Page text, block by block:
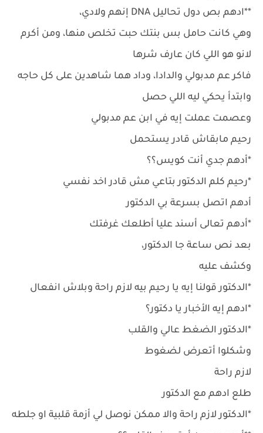
**ادهم بص دول تحاليل DNA إنهم ولادي،
وهي كانت حامل بس بنتك حبت تخلص منها، ومن أكرم
لانو هو اللي كان عارف شرها
فاكر عم مدبولي والدادا، وداد هما شاهدين على كل حاجه
وابتدأ يحكي ليه اللي حصل
وعصمت عملت إيه في ابن عم مدبولي
رحيم مابقاش قادر يستحمل
*أدهم جدي أنت كويس؟؟
*رحيم كلم الدكتور بتاعي مش قادر اخد نفسي
أدهم اتصل بسرعة بي الدكتور
*أدهم تعالى أسند عليا أطلعك غرفتك
بعد نص ساعة جا الدكتور،
وكشف عليه
*الدكتور قولنا إيه يا رحيم بيه لازم راحة وبلاش انفعال
*ادهم إيه الأخبار يا دكتور؟
*الدكتور الضغط عالي والقلب
وشكلوا أتعرض لضغوط
لازم راحة
طلع ادهم مع الدكتور
*الدكتور لازم راحة والا ممكن نوصل لي أزمة قلبية او جلطه